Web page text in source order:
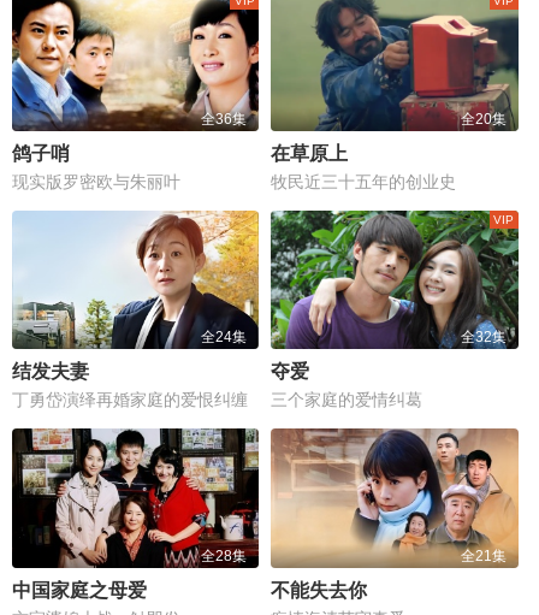
全36集
鸽子哨
现实版罗密欧与朱丽叶
全20集
在草原上
牧民近三十五年的创业史
全24集
结发夫妻
丁勇岱演绎再婚家庭的爱恨纠缠
全32集
夺爱
三个家庭的爱情纠葛
全28集
中国家庭之母爱
全21集
不能失去你